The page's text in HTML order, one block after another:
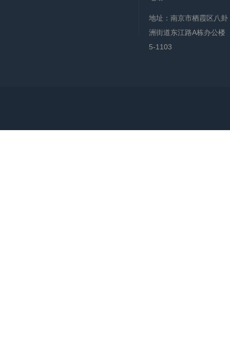
地址：南京市栖霞区八卦
洲街道东江路A栋办公楼
5-1103